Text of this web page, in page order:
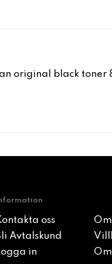
original black toner
oss
Avtalskund
in